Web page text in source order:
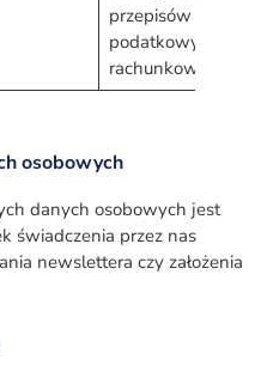
przepisów
podatkowych i
rachunkowych
osobowych
danych osobowych jest
świadczenia przez nas
newslettera czy założenia